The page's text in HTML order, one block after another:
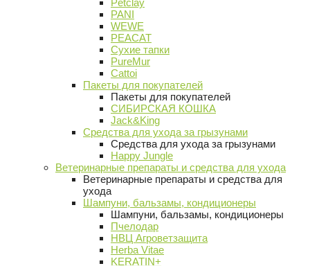
Petclay
PANI
WEWE
PEACAT
Сухие тапки
PureMur
Cattoi
Пакеты для покупателей
Пакеты для покупателей
СИБИРСКАЯ КОШКА
Jack&King
Средства для ухода за грызунами
Средства для ухода за грызунами
Happy Jungle
Ветеринарные препараты и средства для ухода
Ветеринарные препараты и средства для
ухода
Шампуни, бальзамы, кондиционеры
Шампуни, бальзамы, кондиционеры
Пчелодар
НВЦ Агроветзащита
Herba Vitae
KERATIN+